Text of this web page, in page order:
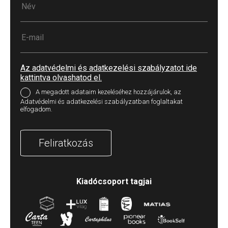
Az adatvédelmi és adatkezelési szabályzatot ide
kattintva olvashatod el.
A megadott adataim kezeléséhez hozzájárulok, az
Adatvédelmi és adatkezelési szabályzatban foglaltakat
elfogadom.
Feliratkozás
Kiadócsoport tagjai